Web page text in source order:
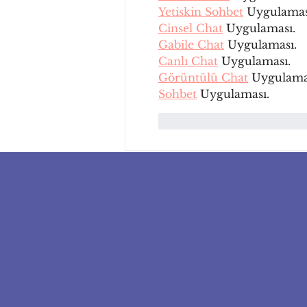
Yetiskin Sohbet
Cinsel Chat Uygulaması.
Gabile Chat Uygulaması.
Canlı Chat Uygulaması.
Görüntülü Chat
Sohbet Uygulaması.